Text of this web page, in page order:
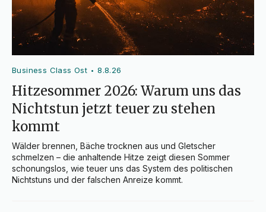
Business Class Ost •8.8.26
Hitzesommer 2026: Warum uns das
Nichtstun jetzt teuer zu stehen
kommt
Wälder brennen, Bäche trocknen aus und Gletscher
schmelzen – die anhaltende Hitze zeigt diesen Sommer
schonungslos, wie teuer uns das System des politischen
Nichtstuns und der falschen Anreize kommt.